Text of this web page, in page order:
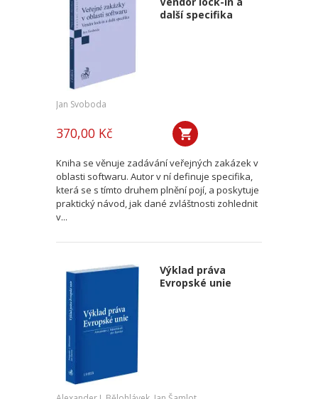
další specifika
Jan Svoboda
370,00 Kč
Kniha se věnuje zadávání veřejných zakázek v
oblasti softwaru. Autor v ní definuje specifika,
která se s tímto druhem plnění pojí, a poskytuje
praktický návod, jak dané zvláštnosti zohlednit
v...
Výklad práva
Evropské unie